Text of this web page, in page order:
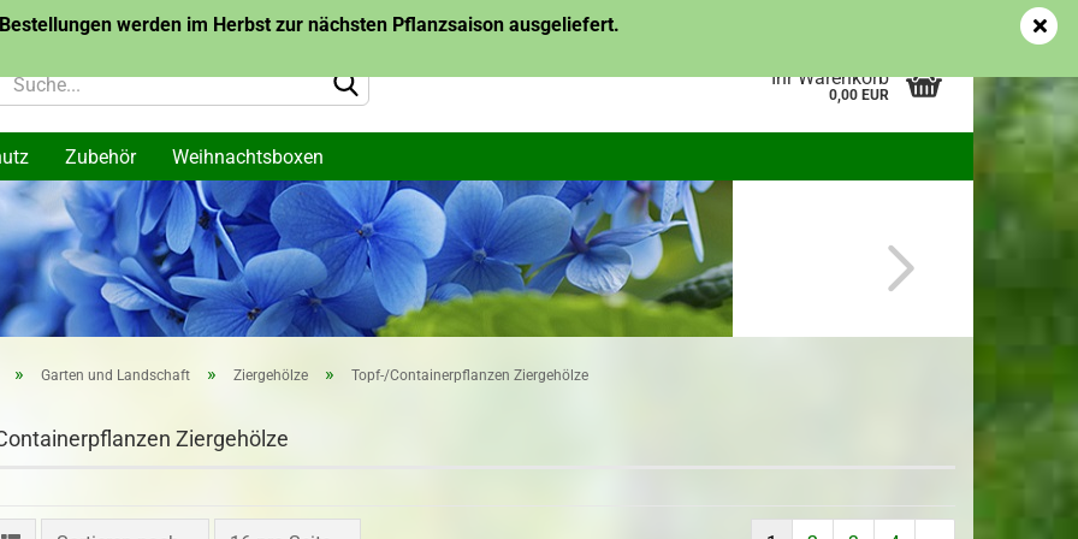
Ihr Warenkorb
0,00 EUR
werden im Herbst zur nächsten Pflanzsaison ausgeliefert.
Topf-/Containerpflanzen
Themen
Topf-/Containerpflanzen
Bäume des Jahres
Wurzelware Bäume des
Topf-/Containerpflanzen
Obstgehölze
Wurzelware Ziergehölze
Zubehör Weihnachtsboxen
» Garten und Landschaft » Ziergehölze » Topf-/Containerpflanzen Ziergehölze
Ziergehölze